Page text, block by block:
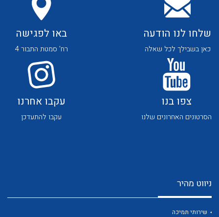
שלחו לנו הודעה
כאן בשבילך לכל שאלה
באו לפגישה
רח' סמטת התבור 4
צפו בנו
הסרטונים האחרונים שלנו
עקבו אחרנו
עקבו להתעדכן
ניווט מהיר
שירותי תמיכה